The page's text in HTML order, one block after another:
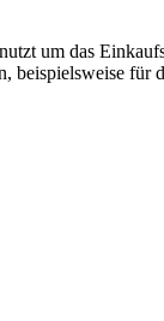
um das
beispielsweise für